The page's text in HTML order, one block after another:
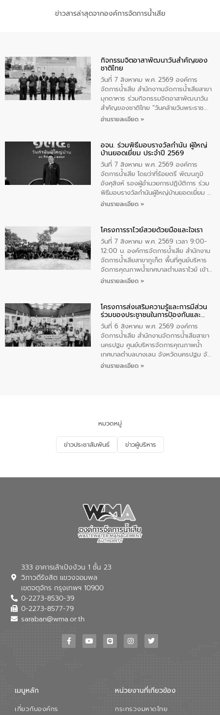
ข่าวสารล่าสุดจากองค์การจัดการน้ำเสีย
กิจกรรมจิตอาสาพัฒนาวันสําคัญของ
ชาติไทย
วันที่ 7 สิงหาคม พ.ศ. 2569 องค์การ
จัดการน้ำเสีย สำนักงาานจัดการน้ำเสียสาขา
มุกดาหาร ร่วมกิจกรรมจิตอาสาพัฒนาวัน
สําคัญของชาติไทย “วันคล้ายวันพระราช
สมภพ สมเด็จพระนางเจ้าสิริกิติ์พระบรม
ทิพย์คำ รองผู้ว่าราชการจังหวัดมุกดาหาร
เป็นประธานในพิธี ณ เรือนจําชั่วคราวนาโสก
ตําบลนาโสก อําเภอเมืองมุกดาหาร จังหวัด
มุกดาหาร โดยในกิจกรรมได้ร่วมปลูกป่า และ
ทําความสะอาดภายในบริเวณ จัดกิจกรรม
เพื่อถวายเป็นพระราชกุศล สมเด็จพระนาง
เจ้าสิริกิติ์พระบรมราชินีนาถ พระบรมราช
อ่านรายละเอียด »
อจน. ร่วมพิธีมอบรางวัลกำนัน ผู้ใหญ่
บ้านยอดเยี่ยม ประจำปี 2569
วันที่ 7 สิงหาคม พ.ศ. 2569 องค์การ
จัดการน้ำเสีย โดยว่าที่ร้อยตรี พัฒนภูมิ
อังศุสิงห์ รองผู้อำนวยการปฏิบัติการ ร่วม
พิธีมอบรางวัลกำนันผู้ใหญ่บ้านยอดเยี่ยม ณ
ทำเนียบรัฐบาล โดยมีนายอนุทิน ชาญวีรกูล
ทองคำและประกาศเกียรติคุณให้แก่ กำนัน
ผู้ใหญ่บ้านยอดเยี่ยม พร้อมกล่าวชื่นชม ให้
โอวาท และมอบนโยบาย
อ่านรายละเอียด »
โครงการราไวย์สวยด้วยมือและใจเรา
วันที่ 7 สิงหาคม พ.ศ. 2569 เวลา 9:00-
12:00 น. องค์การจัดการน้ำเสีย สำนักงาน
จัดการน้ำเสียสาขาภูเก็ต พื้นที่ศูนย์บริหาร
จัดการคุณภาพน้ำเทศบาลตำบลราไวย์ เข้า
ร่วมโครงการราไวย์สวยด้วยมือและใจเรา
ประชาชน ตัวแทนจากโรงแรมต่างๆ ในเขต
เทศบาลตำบลราไวย์ ศูนย์บริหารจัดการ
คุณภาพน้ำเทศบาลตำบลราไวย์ นำโดยนาย
น้อย แก้วเศษ ผู้จัดการสำนักงานจัดการน้ำ
เสียสาขาภูเก็ต พร้อมด้วยเจ้าหน้าที่ จำนวน
5 คน ร่วมทำกิจกรรม ทำความสะอาด
ชายหาดและแหล่งท่องเที่ยว ณ บริเวณ
อ่านรายละเอียด »
โครงการส่งเสริมความรู้และการมีส่วน
ร่วมของประชาชนในการป้องกันและ
แก้ไขปัญหาน้ำเสียอย่างยั่งยืน
วันที่ 6 สิงหาคม พ.ศ. 2569 องค์การ
จัดการน้ำเสีย สำนักงานจัดการน้ำเสียสาขา
นครปฐม ศูนย์บริหารจัดการคุณภาพน้ำ
เทศบาลตำบลบางเลน จังหวัดนครปฐม จัด
กิจกรรมภายใต้โครงการส่งเสริมความรู้และ
จัดการน้ำเสียและสร้างจิตสำนึกในการ
อนุรักษ์สิ่งแวดล้อม ในหัวข้อ “น้ำเสียชุมชน
และการบำบัดน้ำเสียเบื้องต้น” โดยให้ความรู้
เกี่ยวกับสาเหตุและผลกระทบของน้ำเสีย
ณ เทศบาลตำบลบางเลน จังหวัดนครปฐม
อ่านรายละเอียด »
หมวดหมู่
ข่าวประชาสัมพันธ์ ข่าวผู้บริหาร
333 อาคารเล้าเป้งง้วน 1 ชั้น 23
วิภาวดีรังสิต แขวงจอมพล
เขตจตุจักร กรุงเทพฯ 10900
0-2273-8530-39
0-2273-8577-79
saraban@wma.or.th
เมนูหลัก
เกี่ยวกับองค์กร
หน่วยงานที่เกียวข้อง
กระทรวงมหาดไทย